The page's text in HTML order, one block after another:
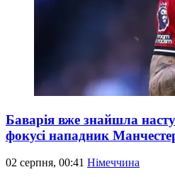
Баварія вже знайшла
фокусі нападник
02 серпня, 00:41 Німеччина